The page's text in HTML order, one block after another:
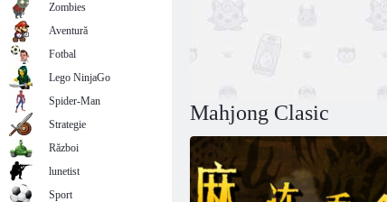
Mahjong Clasic
Zombies
Aventură
Fotbal
Lego NinjaGo
Spider-Man
Strategie
Război
lunetist
Sport